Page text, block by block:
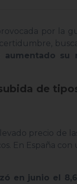
por la
de
precio de
En España con
en junio el